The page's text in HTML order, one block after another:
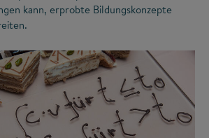
kann, erprobte Bildungskonzepte